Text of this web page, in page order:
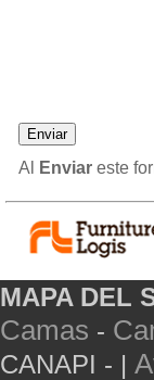
Al Enviar este
MAPA DEL
Camas -
CANAPI - |